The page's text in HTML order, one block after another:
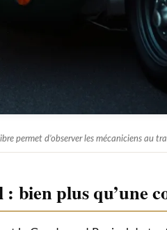
permet d’observer les mécaniciens au
bien plus qu’une